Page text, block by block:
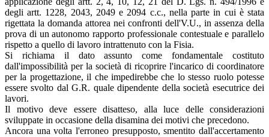
degli artt. 1228, 2043, 2049 e 2094 c.c., nella parte in cui è stata
rigettata la domanda attorea nei confronti dell'V.U., in assenza della
prova di un autonomo rapporto professionale contestuale e parallelo
rispetto a quello di lavoro intrattenuto con la Fisia.
Si richiama il dato assunto come fondamentale costituto
dall'impossibilità per la società di ricoprire l'incarico di coordinatore
per la progettazione, il che impedirebbe che lo stesso ruolo potesse
essere svolto dal G.R. quale dipendente della società esecutrice dei
lavori.
Il motivo deve essere disatteso, alla luce delle considerazioni
sviluppate in occasione della disamina dei motivi che precedono.
Ancora una volta l'erroneo presupposto, smentito dall'accertamento